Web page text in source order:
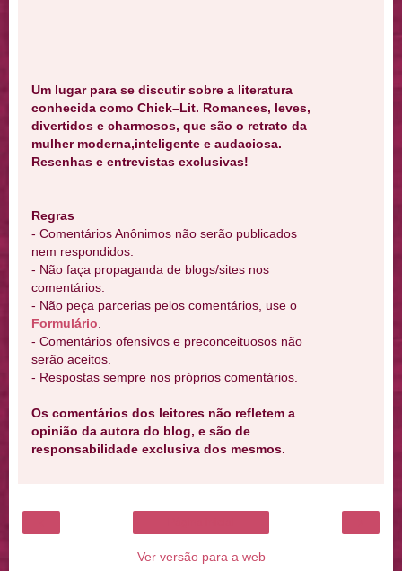
Um lugar para se discutir sobre a literatura
conhecida como Chick–Lit. Romances, leves,
divertidos e charmosos, que são o retrato da
mulher moderna,inteligente e audaciosa.
Resenhas e entrevistas exclusivas!
Regras
- Comentários Anônimos não serão publicados
nem respondidos.
- Não faça propaganda de blogs/sites nos
comentários.
- Não peça parcerias pelos comentários, use o
Formulário
- Comentários ofensivos e preconceituosos não
serão aceitos.
- Respostas sempre nos próprios comentários.
Os comentários dos leitores não refletem a
opinião da autora do blog, e são de
responsabilidade exclusiva dos mesmos.
Ver versão para a web